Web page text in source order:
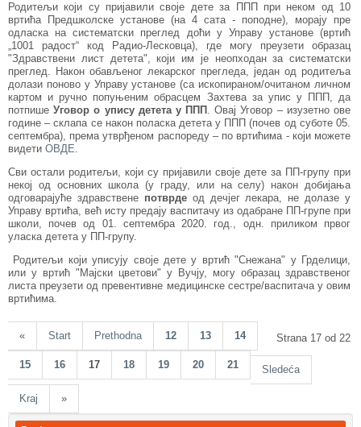
Родитељи који су пријавили своје дете за ППП при неком од 10
вртића Предшколске установе (на 4 сата - поподне), морају пре
одласка на систематски преглед доћи у Управу установе (вртић
„1001 радост“ код Радио-Лесковца), где могу преузети образац
"Здравствени лист детета", који им је неопходан за систематски
преглед. Након обављеног лекарског прегледа, један од родитеља
долази поново у Управу установе (са ископираном/очитаном личном
картом и ручно попуњеним обрасцем Захтева за упис у ППП, да
потпишеУговор о упису детета у ППП . Овај Уговор – изузетно ове
године – склапа се након поласка детета у ППП (почев од суботе 05.
септембра), према утврђеном распореду – по вртићима - који можете
видети ОВДЕ.
Сви остали родитељи, који су пријавили своје дете за ПП-групу при
некој од основних школа (у граду, или на селу) након добијања
одговарајуће здравствене потврдеод дечјег лекара, не долазе у
Управу вртића, већ исту предају васпитачу из одабране ПП-групе при
школи, почев од 01. септембра 2020. год., одн. приликом првог
уласка детета у ПП-групу.
Родитељи који уписују своје дете у вртић "Снежана" у Грделици,
или у вртић "Мајски цветови" у Вучју, могу образац здравственог
листа преузети од превентивне медицинске сестре/васпитача у овим
вртићима.
Strana 17 od 22
« Start Prethodna 12 13 14
15 16 17 18 19 20 21 Sledeća
Kraj »